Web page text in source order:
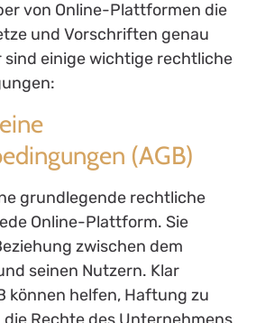
von Online-Plattformen die
und Vorschriften genau
sind einige wichtige rechtliche
(AGB)
grundlegende rechtliche
Online-Plattform. Sie
zwischen dem
seinen Nutzern. Klar
können helfen, Haftung zu